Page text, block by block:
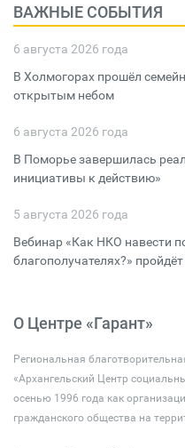
ВАЖНЫЕ СОБЫТИЯ
6 августа 2026 года
В Холмогорах прошёл
открытым небом
6 августа 2026 года
В Поморье завершилась
инициативы к действию»
5 августа 2026 года
Вебинар «Как НКО навести
благополучателях?» пройдёт
О Центре «Гарант»
Региональная
«Архангельский Центр
осенью 1996 года как
гражданского общества на